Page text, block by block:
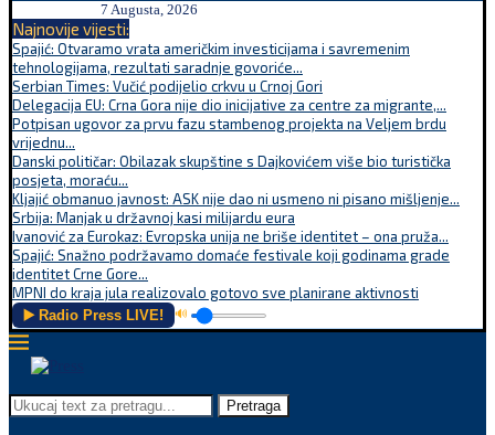
7 Augusta, 2026
Najnovije vijesti:
Spajić: Otvaramo vrata američkim investicijama i savremenim
tehnologijama, rezultati saradnje govoriće...
Serbian Times: Vučić podijelio crkvu u Crnoj Gori
Delegacija EU: Crna Gora nije dio inicijative za centre za migrante,...
Potpisan ugovor za prvu fazu stambenog projekta na Veljem brdu
vrijednu...
Danski političar: Obilazak skupštine s Dajkovićem više bio turistička
posjeta, moraću...
Kljajić obmanuo javnost: ASK nije dao ni usmeno ni pisano mišljenje...
Srbija: Manjak u državnoj kasi milijardu eura
Ivanović za Eurokaz: Evropska unija ne briše identitet – ona pruža...
Spajić: Snažno podržavamo domaće festivale koji godinama grade
identitet Crne Gore...
MPNI do kraja jula realizovalo gotovo sve planirane aktivnosti
▶️ Radio Press LIVE! 🔊
Pretraga